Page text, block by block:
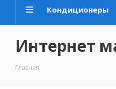
Кондиционеры
Интернет
Главная